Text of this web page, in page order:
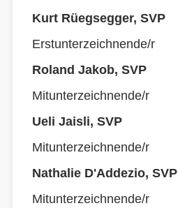
Kurt Rüegsegger, SVP
Erstunterzeichnende/r
Roland Jakob, SVP
Mitunterzeichnende/r
Ueli Jaisli, SVP
Mitunterzeichnende/r
Nathalie D'Addezio, SVP
Mitunterzeichnende/r